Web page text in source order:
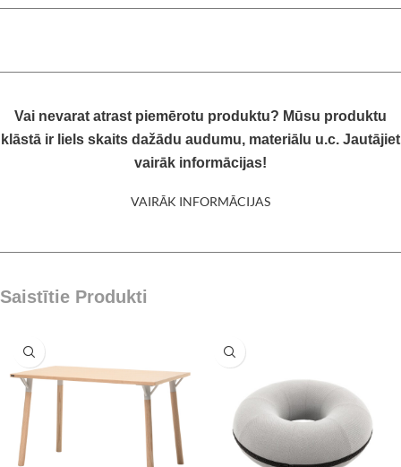
Vai nevarat atrast piemērotu produktu? Mūsu produktu
klāstā ir liels skaits dažādu audumu, materiālu u.c. Jautājiet
vairāk informācijas!
VAIRĀK INFORMĀCIJAS
Saistītie Produkti